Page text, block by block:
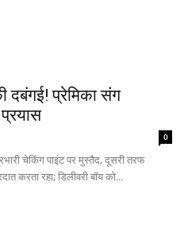
दबंगई! प्रेमिका संग
0
चेकिंग पाइंट पर मुस्तैद, दूसरी तरफ
करता रहा; डिलीवरी बॉय को...